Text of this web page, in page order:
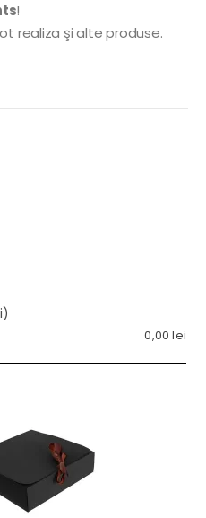
!
realiza şi alte produse.
0,00lei